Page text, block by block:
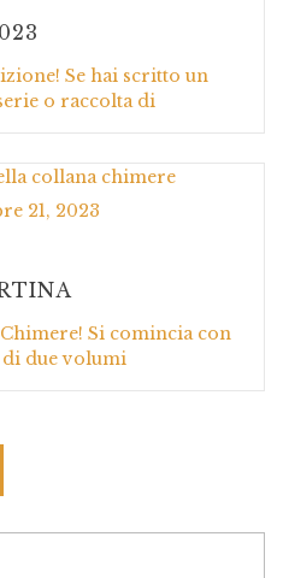
Se hai scritto un
o raccolta di
21, 2023
Si comincia con
due volumi